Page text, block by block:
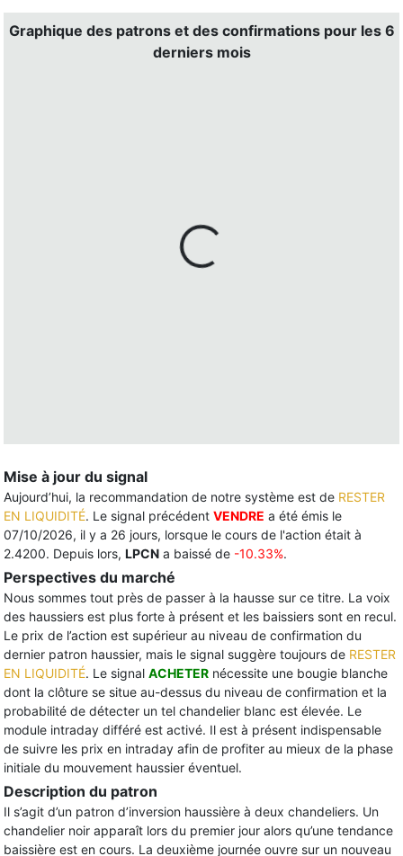
Graphique des patrons et des confirmations pour les 6
derniers mois
Mise à jour du signal
Aujourd’hui, la recommandation de notre système est de RESTER
EN LIQUIDITÉ. Le signal précédent VENDRE a été émis le
07/10/2026, il y a 26 jours, lorsque le cours de l'action était à
2.4200. Depuis lors, LPCN a baissé de -10.33%.
Perspectives du marché
Nous sommes tout près de passer à la hausse sur ce titre. La voix
des haussiers est plus forte à présent et les baissiers sont en recul.
Le prix de l’action est supérieur au niveau de confirmation du
dernier patron haussier, mais le signal suggère toujours de RESTER
EN LIQUIDITÉ. Le signal ACHETER nécessite une bougie blanche
dont la clôture se situe au-dessus du niveau de confirmation et la
probabilité de détecter un tel chandelier blanc est élevée. Le
module intraday différé est activé. Il est à présent indispensable
de suivre les prix en intraday afin de profiter au mieux de la phase
initiale du mouvement haussier éventuel.
Description du patron
Il s’agit d’un patron d’inversion haussière à deux chandeliers. Un
chandelier noir apparaît lors du premier jour alors qu’une tendance
baissière est en cours. La deuxième journée ouvre sur un nouveau